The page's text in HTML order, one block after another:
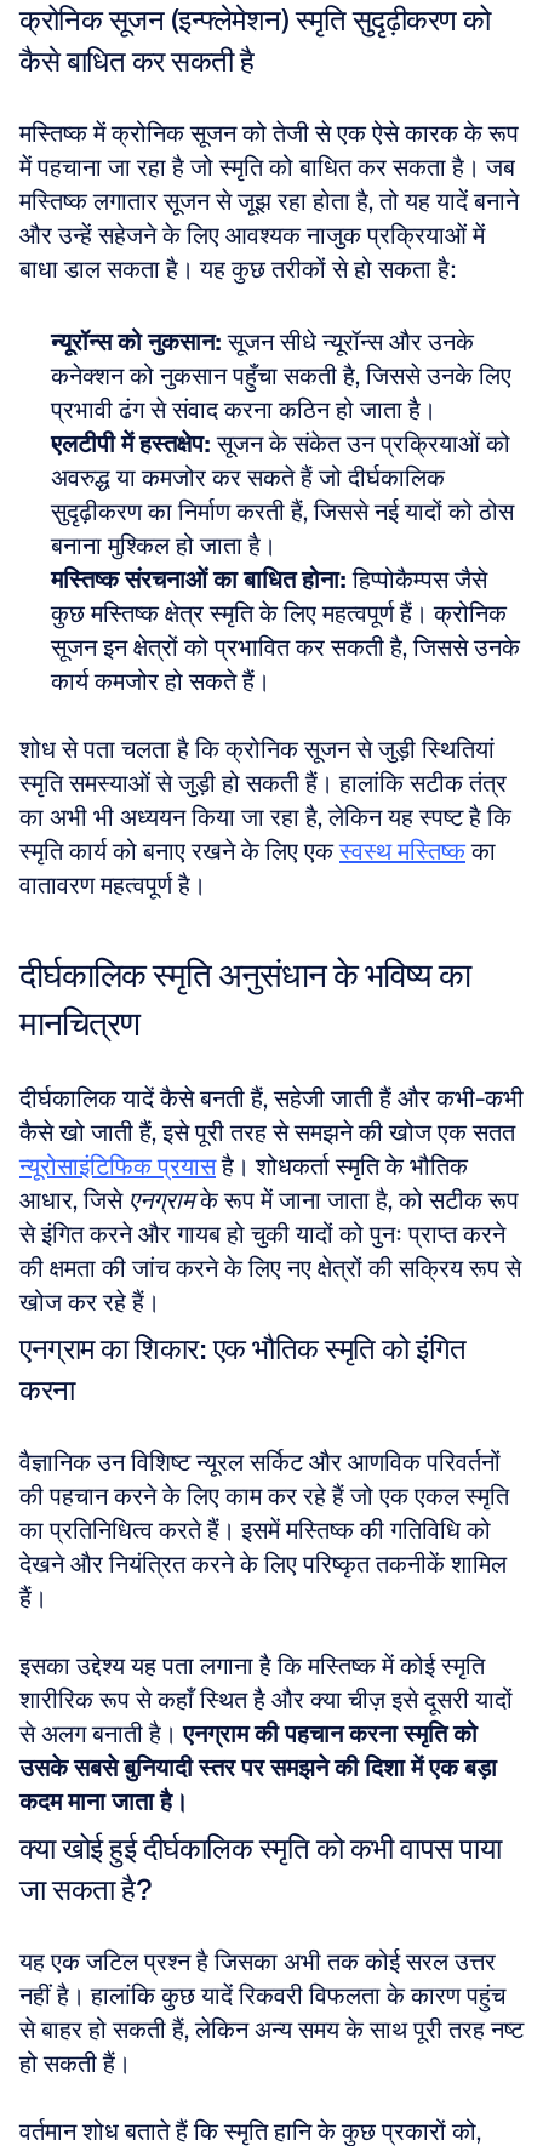
क्रोनिक सूजन (इन्फ्लेमेशन) स्मृति सुदृढ़ीकरण को
कैसे बाधित कर सकती है
मस्तिष्क में क्रोनिक सूजन को तेजी से एक ऐसे कारक के रूप
में पहचाना जा रहा है जो स्मृति को बाधित कर सकता है। जब
मस्तिष्क लगातार सूजन से जूझ रहा होता है, तो यह यादें बनाने
और उन्हें सहेजने के लिए आवश्यक नाजुक प्रक्रियाओं में
बाधा डाल सकता है। यह कुछ तरीकों से हो सकता है:
न्यूरॉन्स को नुकसान: सूजन सीधे न्यूरॉन्स और उनके
कनेक्शन को नुकसान पहुँचा सकती है, जिससे उनके लिए
प्रभावी ढंग से संवाद करना कठिन हो जाता है।
एलटीपी में हस्तक्षेप: सूजन के संकेत उन प्रक्रियाओं को
अवरुद्ध या कमजोर कर सकते हैं जो दीर्घकालिक
सुदृढ़ीकरण का निर्माण करती हैं, जिससे नई यादों को ठोस
बनाना मुश्किल हो जाता है।
मस्तिष्क संरचनाओं का बाधित होना: हिप्पोकैम्पस जैसे
कुछ मस्तिष्क क्षेत्र स्मृति के लिए महत्वपूर्ण हैं। क्रोनिक
सूजन इन क्षेत्रों को प्रभावित कर सकती है, जिससे उनके
कार्य कमजोर हो सकते हैं।
शोध से पता चलता है कि क्रोनिक सूजन से जुड़ी स्थितियां
स्मृति समस्याओं से जुड़ी हो सकती हैं। हालांकि सटीक तंत्र
का अभी भी अध्ययन किया जा रहा है, लेकिन यह स्पष्ट है कि
स्मृति कार्य को बनाए रखने के लिए एक स्वस्थ मस्तिष्क का
वातावरण महत्वपूर्ण है।
दीर्घकालिक स्मृति अनुसंधान के भविष्य का
मानचित्रण
दीर्घकालिक यादें कैसे बनती हैं, सहेजी जाती हैं और कभी-कभी
कैसे खो जाती हैं, इसे पूरी तरह से समझने की खोज एक सतत
न्यूरोसाइंटिफिक प्रयास है। शोधकर्ता स्मृति के भौतिक
आधार, जिसे एनग्राम के रूप में जाना जाता है, को सटीक रूप
से इंगित करने और गायब हो चुकी यादों को पुनः प्राप्त करने
की क्षमता की जांच करने के लिए नए क्षेत्रों की सक्रिय रूप से
खोज कर रहे हैं।
एनग्राम का शिकार: एक भौतिक स्मृति को इंगित
करना
वैज्ञानिक उन विशिष्ट न्यूरल सर्किट और आणविक परिवर्तनों
की पहचान करने के लिए काम कर रहे हैं जो एक एकल स्मृति
का प्रतिनिधित्व करते हैं। इसमें मस्तिष्क की गतिविधि को
देखने और नियंत्रित करने के लिए परिष्कृत तकनीकें शामिल
हैं।
इसका उद्देश्य यह पता लगाना है कि मस्तिष्क में कोई स्मृति
शारीरिक रूप से कहाँ स्थित है और क्या चीज़ इसे दूसरी यादों
से अलग बनाती है। एनग्राम की पहचान करना स्मृति को
उसके सबसे बुनियादी स्तर पर समझने की दिशा में एक बड़ा
कदम माना जाता है।
क्या खोई हुई दीर्घकालिक स्मृति को कभी वापस पाया
जा सकता है?
यह एक जटिल प्रश्न है जिसका अभी तक कोई सरल उत्तर
नहीं है। हालांकि कुछ यादें रिकवरी विफलता के कारण पहुंच
से बाहर हो सकती हैं, लेकिन अन्य समय के साथ पूरी तरह नष्ट
हो सकती हैं।
वर्तमान शोध बताते हैं कि स्मृति हानि के कुछ प्रकारों को,